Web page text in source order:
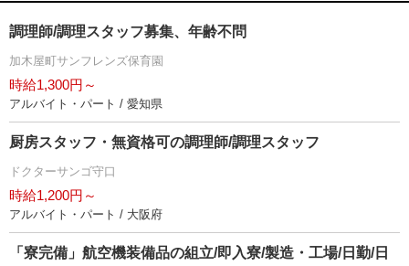
調理師/調理スタッフ募集、年齢不問
加木屋町サンフレンズ保育園
時給1,300円～
アルバイト・パート / 愛知県
厨房スタッフ・無資格可の調理師/調理スタッフ
ドクターサンゴ守口
時給1,200円～
アルバイト・パート / 大阪府
「寮完備」航空機装備品の組立/即入寮/製造・工場/日勤/日